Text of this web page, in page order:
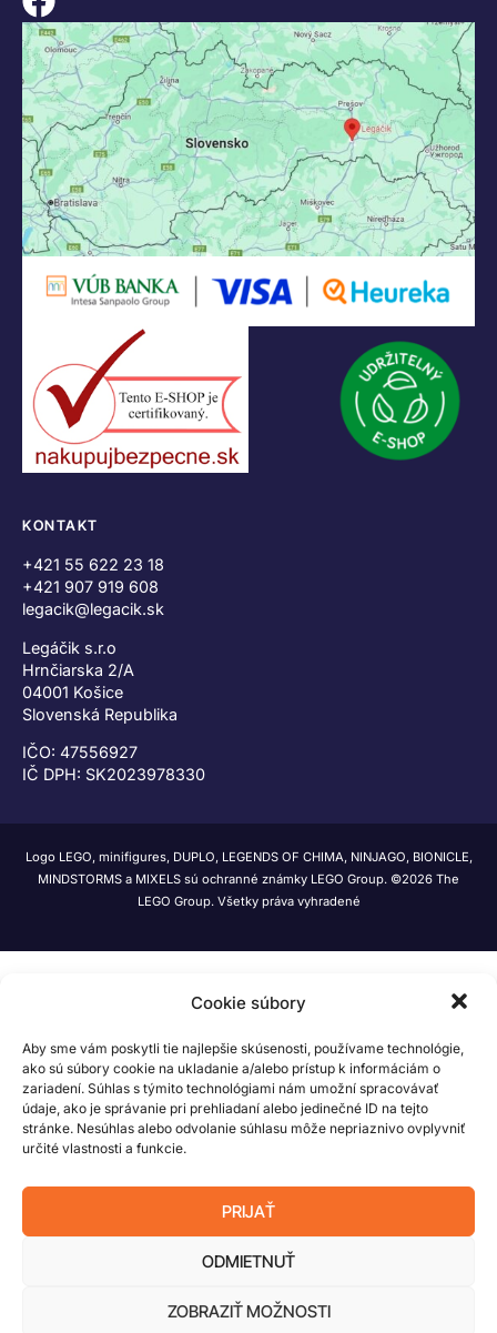
Cookie súbory
Aby sme vám poskytli tie najlepšie skúsenosti, používame technológie,
ako sú súbory cookie na ukladanie a/alebo prístup k informáciám o
zariadení. Súhlas s týmito technológiami nám umožní spracovávať
údaje, ako je správanie pri prehliadaní alebo jedinečné ID na tejto
stránke. Nesúhlas alebo odvolanie súhlasu môže nepriaznivo ovplyvniť
určité vlastnosti a funkcie.
PRIJAŤ
ODMIETNUŤ
ZOBRAZIŤ MOŽNOSTI
KONTAKT
+421 55 622 23 18
+421 907 919 608
legacik@legacik.sk
Legáčik s.r.o
Hrnčiarska 2/A
04001 Košice
Slovenská Republika
IČO: 47556927
IČ DPH: SK2023978330
Logo LEGO, minifigures, DUPLO, LEGENDS OF CHIMA, NINJAGO, BIONICLE,
MINDSTORMS a MIXELS sú ochranné známky LEGO Group. ©2026 The
LEGO Group. Všetky práva vyhradené